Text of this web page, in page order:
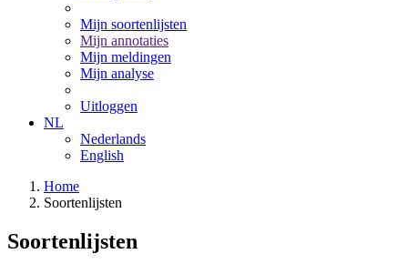
Mijn soortenlijsten
Mijn annotaties
Mijn meldingen
Mijn analyse
Uitloggen
NL
Nederlands
English
Home
Soortenlijsten
Soortenlijsten